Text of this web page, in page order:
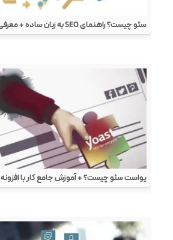
سئو چیست؟ راهنمای SEO به زبان ساده + معرفی فاکتور های موثر
یواست سئو چیست؟ + آموزش جامع کار با افزونه yoast seo